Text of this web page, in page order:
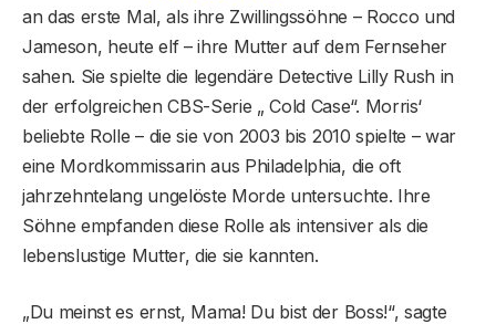
an das erste Mal, als ihre Zwillingssöhne – Rocco und
Jameson, heute elf – ihre Mutter auf dem Fernseher
sahen. Sie spielte die legendäre Detective Lilly Rush in
der erfolgreichen CBS-Serie „ Cold Case“. Morris‘
beliebte Rolle – die sie von 2003 bis 2010 spielte – war
eine Mordkommissarin aus Philadelphia, die oft
jahrzehntelang ungelöste Morde untersuchte. Ihre
Söhne empfanden diese Rolle als intensiver als die
lebenslustige Mutter, die sie kannten.
„Du meinst es ernst, Mama! Du bist der Boss!“, sagte